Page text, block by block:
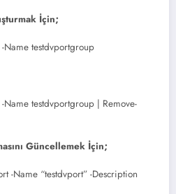
İçin;
Name testdvportgroup
testdvportgroup | Remove-
Güncellemek İçin;
-Name “testdvport” -Description